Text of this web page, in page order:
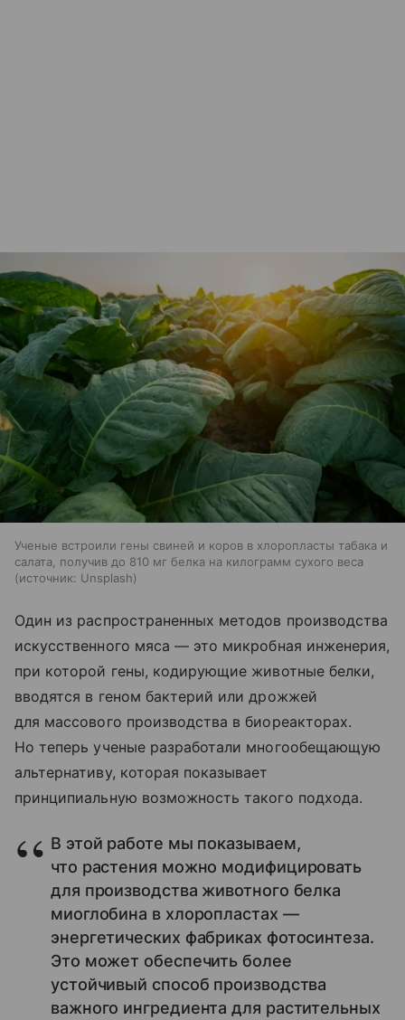
Ученые встроили гены свиней и коров в хлоропласты табака и
салата, получив до 810 мг белка на килограмм сухого веса
источник: Unsplash
Один из распространенных методов производства
искусственного мяса — это микробная инженерия,
при которой гены, кодирующие животные белки,
вводятся в геном бактерий или дрожжей
для массового производства в биореакторах.
Но теперь ученые разработали многообещающую
альтернативу, которая показывает
принципиальную возможность такого подхода.
В этой работе мы показываем,
что растения можно модифицировать
для производства животного белка
миоглобина в хлоропластах —
энергетических фабриках фотосинтеза.
Это может обеспечить более
устойчивый способ производства
важного ингредиента для растительных